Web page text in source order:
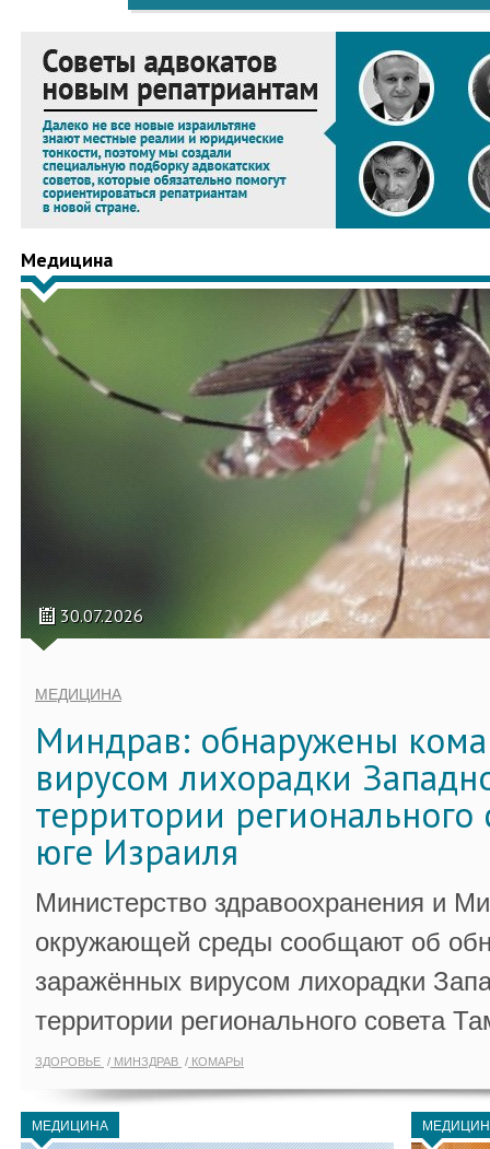
Медицина
30.07.2026
МЕДИЦИНА
Миндрав: обнаружены
вирусом лихорадки
территории регионального
юге Израиля
Министерство здравоохранения и
окружающей среды сообщают об
заражённых вирусом лихорадки
территории регионального совета
ЗДОРОВЬЕ МИНЗДРАВ КОМАРЫ
МЕДИЦИНА